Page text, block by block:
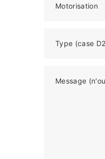
Motorisation
Type (case
Message